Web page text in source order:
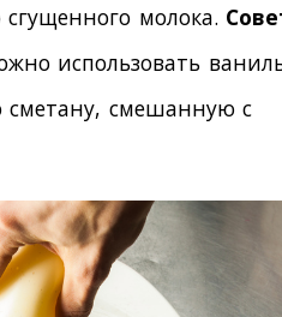
молока.
использовать
смешанную с